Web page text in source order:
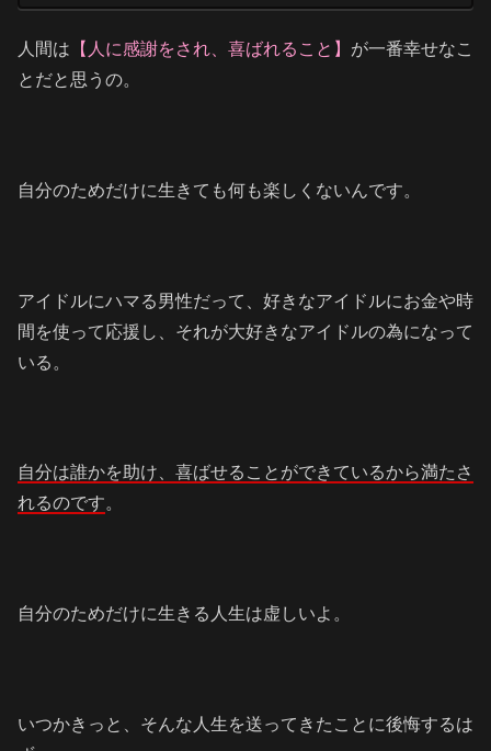
人間は 【人に感謝をされ、喜ばれること】 が一番幸せなこ
とだと思うの。
自分のためだけに生きても何も楽しくないんです。
アイドルにハマる男性だって、好きなアイドルにお金や時
間を使って応援し、それが大好きなアイドルの為になって
いる。
自分は誰かを助け、喜ばせることができているから満たさ
れるのです。
自分のためだけに生きる人生は虚しいよ。
いつかきっと、そんな人生を送ってきたことに後悔するは